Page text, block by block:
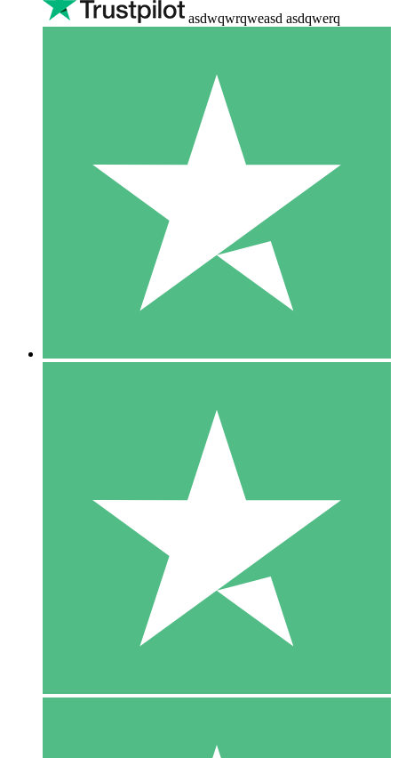
asdwqwrqweasd asdqwerq